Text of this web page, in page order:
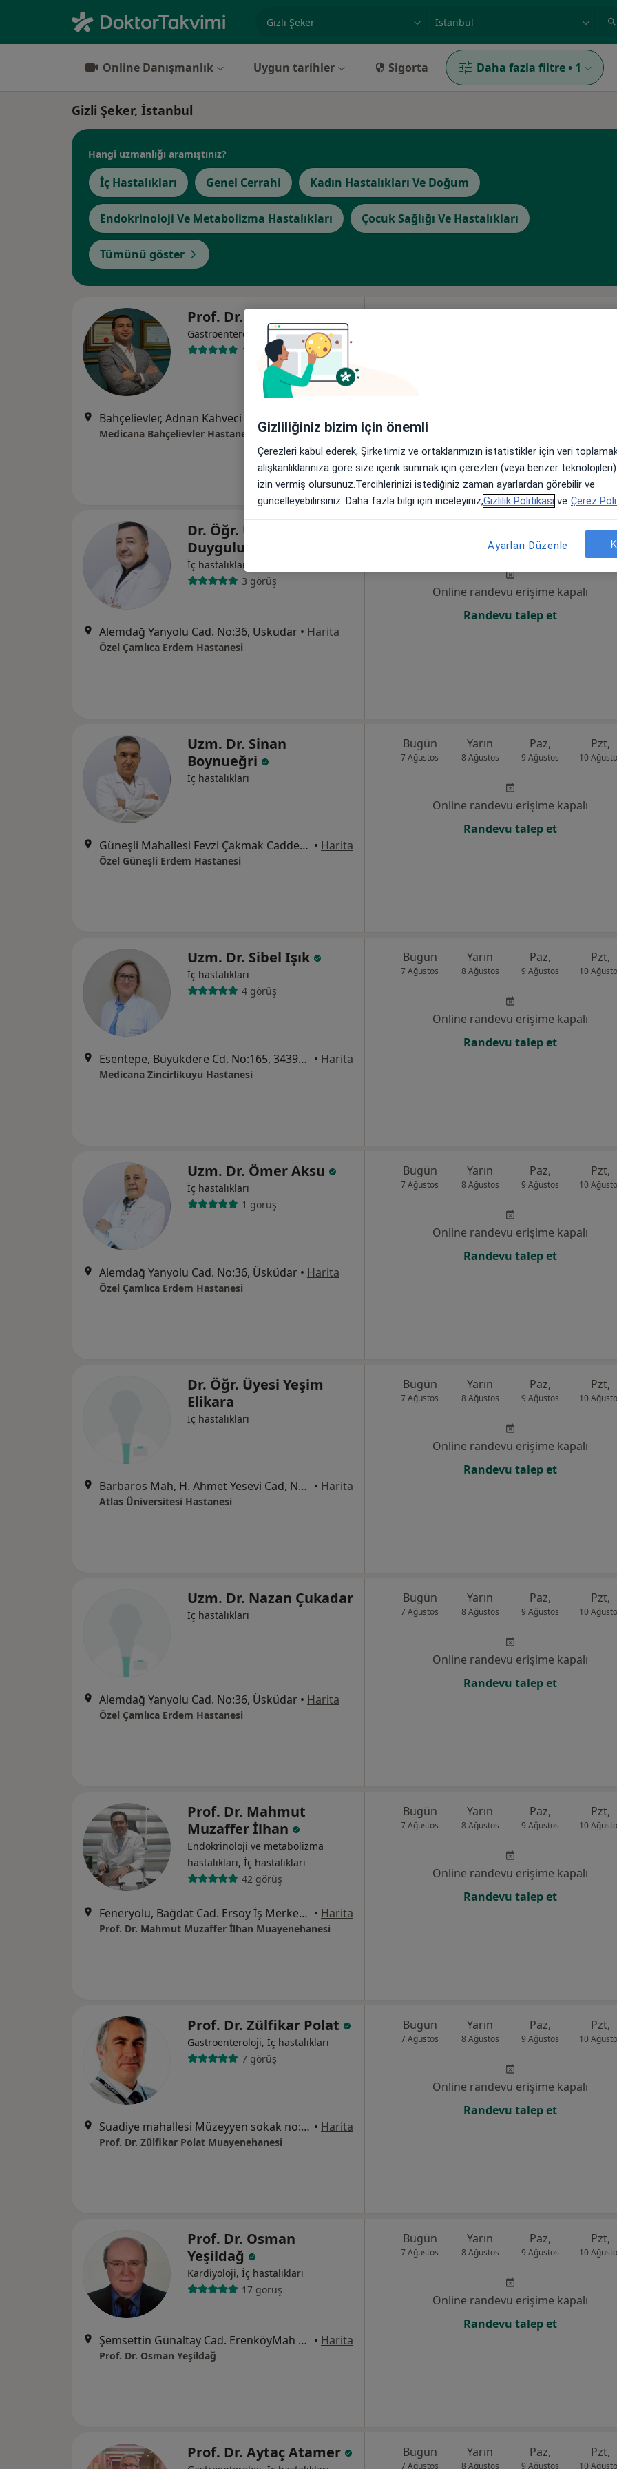
Online Danışmanlık Uygun tarihler Sigorta Daha fazla filtre • 1
Gizli Şeker, İstanbul
Hangi uzmanlığı aramıştınız?
İç Hastalıkları Genel Cerrahi Kadın Hastalıkları Ve Doğum
Endokrinoloji Ve Metabolizma Hastalıkları Çocuk Sağlığı Ve Hastalıkları
Tümünü göster
Prof. Dr. Turan Çalhan
Gastroenteroloji, İç hastalıkları
12 görüş
Bahçelievler, Adnan Kahveci Blv. No:2, 34180, İstanbul Harita
Medicana Bahçelievler Hastanesi
Dr. Öğr. Üyesi Cengiz
Duygulu
İç hastalıkları
3 görüş
Alemdağ Yanyolu Cad. No:36, Üsküdar • Harita
Özel Çamlıca Erdem Hastanesi
8 Ağustos 9 Ağustos
Pzt,
10
Online randevu erişime kapalı
Randevu talep et
Uzm. Dr. Sinan
Boynueğri
İç hastalıkları
Güneşli Mahallesi Fevzi Çakmak Caddesi No:72-74, Bağcılar • Harita
Özel Güneşli Erdem Hastanesi
Bugün
7 Ağustos
Yarın
8 Ağustos
Paz,
9 Ağustos
Pzt,
10
Online randevu erişime kapalı
Randevu talep et
Uzm. Dr. Sibel Işık
İç hastalıkları
4 görüş
Esentepe, Büyükdere Cd. No:165, 34394 Şişli/İstanbul, İstanbul • Harita
Medicana Zincirlikuyu Hastanesi
Bugün
7 Ağustos
Yarın
8 Ağustos
Paz,
9 Ağustos
Pzt,
10
Online randevu erişime kapalı
Randevu talep et
Uzm. Dr. Ömer Aksu
İç hastalıkları
1 görüş
Alemdağ Yanyolu Cad. No:36, Üsküdar • Harita
Özel Çamlıca Erdem Hastanesi
Bugün
7 Ağustos
Yarın
8 Ağustos
Paz,
9 Ağustos
Pzt,
10
Online randevu erişime kapalı
Randevu talep et
Dr. Öğr. Üyesi Yeşim
Elikara
İç hastalıkları
Barbaros Mah, H. Ahmet Yesevi Cad, No: 149 Güneşli - Bağcılar / İstanbul, Bağcılar • Harita
Atlas Üniversitesi Hastanesi
Bugün
7 Ağustos
Yarın
8 Ağustos
Paz,
9 Ağustos
Pzt,
10
Online randevu erişime kapalı
Randevu talep et
Uzm. Dr. Nazan Çukadar
İç hastalıkları
Alemdağ Yanyolu Cad. No:36, Üsküdar • Harita
Özel Çamlıca Erdem Hastanesi
Bugün
7 Ağustos
Yarın
8 Ağustos
Paz,
9 Ağustos
Pzt,
10
Online randevu erişime kapalı
Randevu talep et
Prof. Dr. Mahmut
Muzaffer İlhan
Endokrinoloji ve metabolizma
hastalıkları, İç hastalıkları
42 görüş
Feneryolu, Bağdat Cad. Ersoy İş Merkezi, No:53-59, A Blok, Kat:2 Daire:6, İstanbul • Harita
Prof. Dr. Mahmut Muzaffer İlhan Muayenehanesi
Bugün
7 Ağustos
Yarın
8 Ağustos
Paz,
9 Ağustos
Pzt,
10
Online randevu erişime kapalı
Randevu talep et
Prof. Dr. Zülfikar Polat
Gastroenteroloji, İç hastalıkları
7 görüş
Suadiye mahallesi Müzeyyen sokak no:2 k:1 Kaya Plaza\Longevity Clinic, Üsküdar • Harita
Prof. Dr. Zülfikar Polat Muayenehanesi
Bugün
7 Ağustos
Yarın
8 Ağustos
Paz,
9 Ağustos
Pzt,
10
Online randevu erişime kapalı
Randevu talep et
Prof. Dr. Osman
Yeşildağ
Kardiyoloji, İç hastalıkları
17 görüş
Şemsettin Günaltay Cad. ErenköyMah No: 189/6 Tüccarbaşı Durağı , Güven Apt. Kat:1, İstanbul • Harita
Prof. Dr. Osman Yeşildağ
Bugün
7 Ağustos
Yarın
8 Ağustos
Paz,
9 Ağustos
Pzt,
10
Online randevu erişime kapalı
Randevu talep et
Prof. Dr. Aytaç Atamer Bugün
7 Ağustos
Yarın
8 Ağustos
Paz,
9 Ağustos
Pzt,
10
Gizliliğiniz bizim için önemli
Çerezleri kabul ederek, Şirketimiz ve ortaklarımızın istatistikler için veri
alışkanlıklarınıza göre size içerik sunmak için çerezleri (veya benzer
izin vermiş olursunuz.Tercihlerinizi istediğiniz zaman ayarlardan görebilir ve
güncelleyebilirsiniz. Daha fazla bilgi için inceleyiniz,Gizlilik Politikası ve Çerez
Ayarları Düzenle